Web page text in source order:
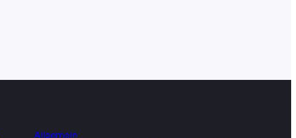
Allgemein